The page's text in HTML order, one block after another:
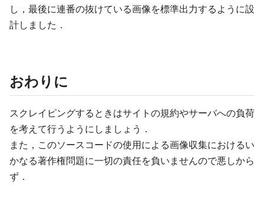
し，最後に連番の抜けている画像を標準出力するように設
計しました．
おわりに
スクレイピングするときはサイトの規約やサーバへの負荷
を考えて行うようにしましょう．
また，このソースコードの使用による画像収集におけるい
かなる著作権問題に一切の責任を負いませんので悪しから
ず．